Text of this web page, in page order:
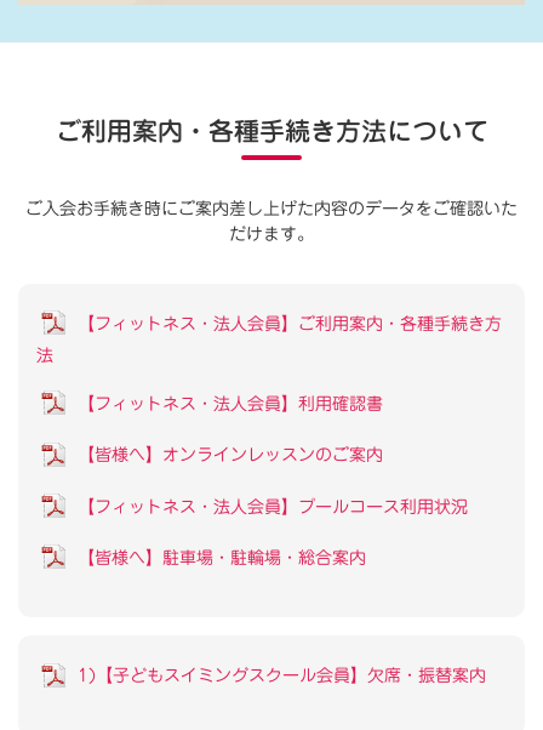
ご利用案内・各種手続き方法について
ご入会お手続き時にご案内差し上げた内容のデータをご確認いた
だけます。
【フィットネス・法人会員】ご利用案内・各種手続き方
法
【フィットネス・法人会員】利用確認書
【皆様へ】オンラインレッスンのご案内
【フィットネス・法人会員】プールコース利用状況
【皆様へ】駐車場・駐輪場・総合案内
1)【子どもスイミングスクール会員】欠席・振替案内